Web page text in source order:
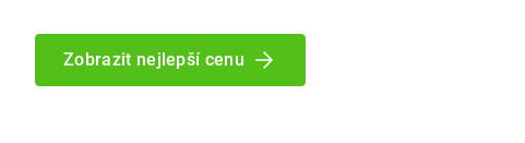
Zobrazit nejlepší cenu